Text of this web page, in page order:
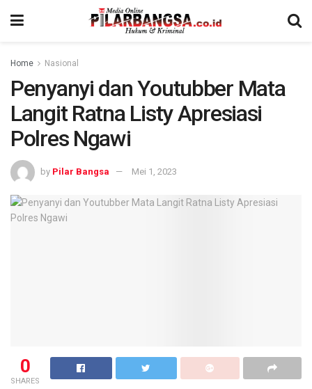
Home Nasional
Penyanyi dan Youtubber Mata
Langit Ratna Listy Apresiasi
Polres Ngawi
by Pilar Bangsa Mei 1, 2023
0
SHARES